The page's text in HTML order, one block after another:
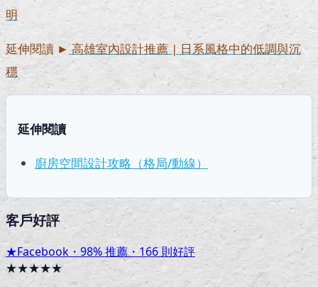
明
延伸閱讀 ►高雄室內設計推薦 | 日系風格中的低調與沉
穩
延伸閱讀
廚房空間設計攻略（格局/動線）
客戶好評
★Facebook・98% 推薦・ 166則好評
★★★★★